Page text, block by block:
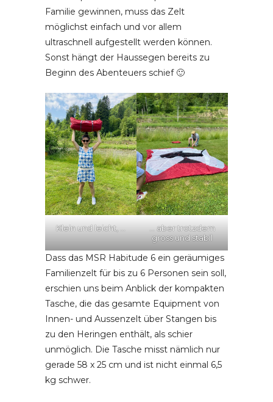
Familie gewinnen, muss das Zelt
möglichst einfach und vor allem
ultraschnell aufgestellt werden können.
Sonst hängt der Haussegen bereits zu
Beginn des Abenteuers schief 🙂
Klein und leicht, …
… aber trotzdem
gross und stabil
Dass das MSR Habitude 6 ein geräumiges
Familienzelt für bis zu 6 Personen sein soll,
erschien uns beim Anblick der kompakten
Tasche, die das gesamte Equipment von
Innen- und Aussenzelt über Stangen bis
zu den Heringen enthält, als schier
unmöglich. Die Tasche misst nämlich nur
gerade 58 x 25 cm und ist nicht einmal 6,5
kg schwer.